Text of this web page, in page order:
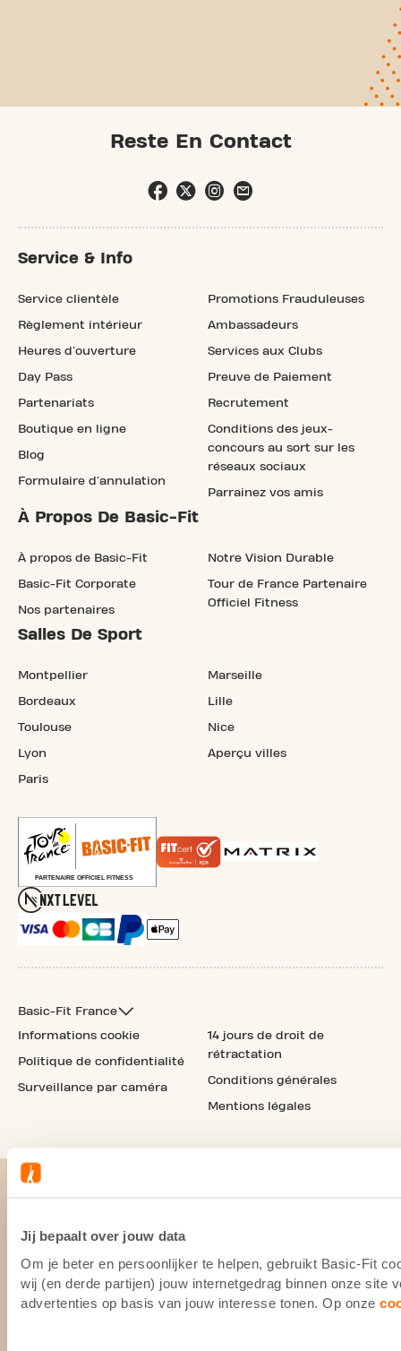
Jij bepaalt over jouw data
Om je beter en persoonlijker te helpen, gebruikt Basic-Fit
wij (en derde partijen) jouw internetgedrag binnen onze site
advertenties op basis van jouw interesse tonen. Op onze
Reste En Contact
Service & Info
Service clientèle
Règlement intérieur
Heures d'ouverture
Day Pass
Partenariats
Boutique en ligne
Blog
Formulaire d'annulation
Promotions Frauduleuses
Ambassadeurs
Services aux Clubs
Preuve de Paiement
Recrutement
Conditions des jeux-
concours au sort sur les
réseaux sociaux
Parrainez vos amis
À Propos De Basic-Fit
À propos de Basic-Fit
Basic-Fit Corporate
Nos partenaires
Notre Vision Durable
Tour de France Partenaire
Officiel Fitness
Salles De Sport
Montpellier
Bordeaux
Toulouse
Lyon
Paris
Marseille
Lille
Nice
Aperçu villes
Basic-Fit France
Informations cookie
Politique de confidentialité
Surveillance par caméra
14 jours de droit de
rétractation
Conditions générales
Mentions légales